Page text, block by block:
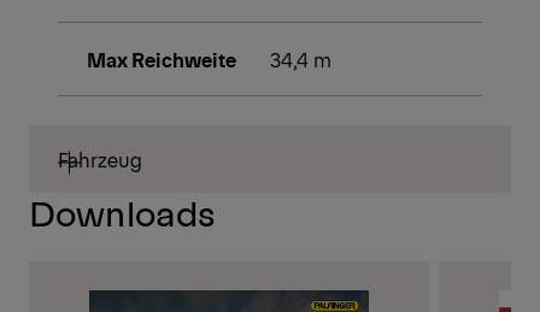
Max Reichweite 34,4 m
Fahrzeug
Downloads